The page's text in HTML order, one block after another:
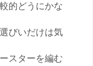
的どうにかな
びいだけは気
スターを編む